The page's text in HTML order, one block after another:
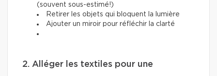
(souvent sous-estimé!)
Retirer les objets qui bloquent la lumière
Ajouter un miroir pour réfléchir la clarté
2. Alléger les textiles pour une